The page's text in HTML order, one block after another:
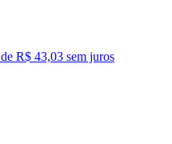
R$ 43,03 sem juros